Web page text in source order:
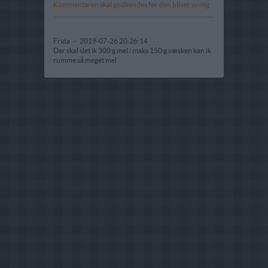
Kommentaren skal godkendes før den bliver synlig
Frida - 2019-07-26 20:26:14
Der skal slet ik 300 g mel i maks 150 g væsken kan ik
rumme så meget mel